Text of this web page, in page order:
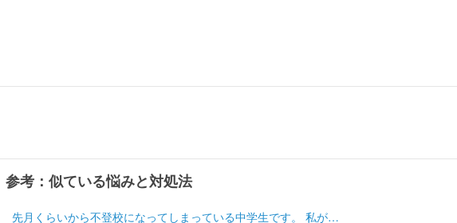
参考：似ている悩みと対処法
先月くらいから不登校になってしまっている中学生です。 私が…